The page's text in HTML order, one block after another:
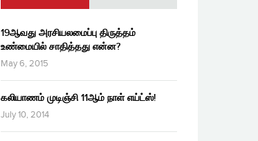
19ஆவது அரசியலமைப்பு திருத்தம்
உண்மையில் சாதித்தது என்ன?
May 6, 2015
கலியாணம் முடிஞ்சி 11ஆம் நாள் எய்ட்ஸ்!
July 10, 2014